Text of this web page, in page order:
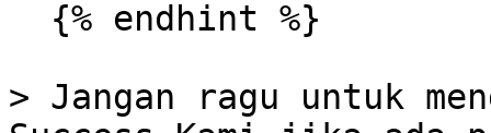
> Jangan ragu untuk